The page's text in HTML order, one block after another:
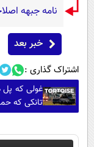
نامه جبهه
خبر بعد
اشتراک گذاری :
غولی که
تانکی که